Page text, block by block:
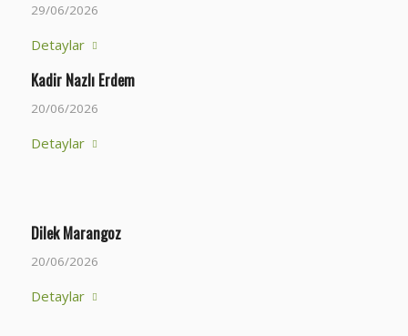
29/06/2026
Detaylar
Kadir Nazlı Erdem
20/06/2026
Detaylar
Dilek Marangoz
20/06/2026
Detaylar